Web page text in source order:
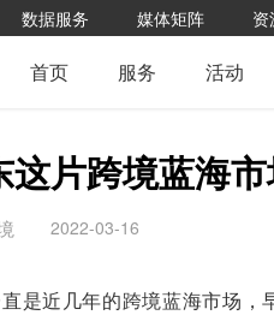
数据服务 媒体矩阵 资
首页 服务 活动
这片跨境蓝海
2022-03-16
是近几年的跨境蓝海市场，